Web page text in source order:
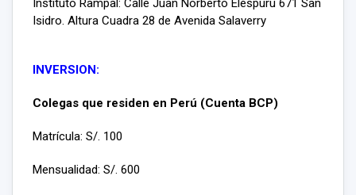
Instituto Rampal: Calle Juan Norberto Eléspuru 671 San
Isidro. Altura Cuadra 28 de Avenida Salaverry
INVERSION:
Colegas que residen en Perú (Cuenta BCP)
Matrícula: S/. 100
Mensualidad: S/. 600